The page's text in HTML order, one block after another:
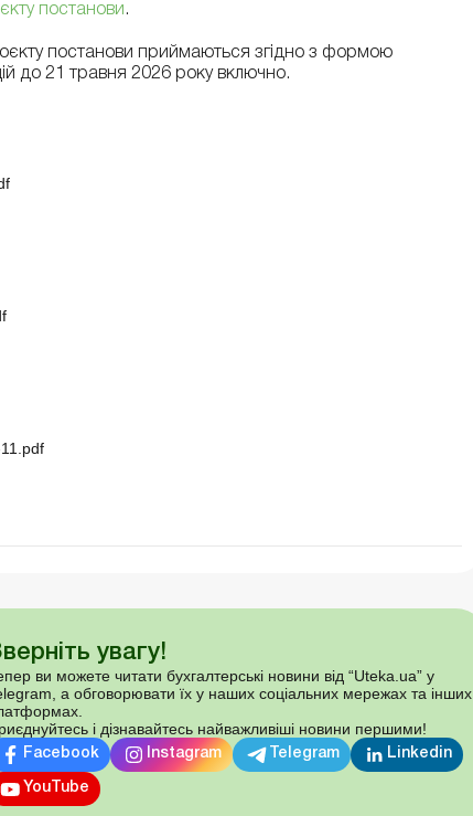
постанови .
постанови приймаються згідно з формою
до 21 травня 2026 року включно.
увагу!
ви можете читати бухгалтерські новини від “Uteka.ua” у
а обговорювати їх у наших соціальних мережах та інших
і дізнавайтесь найважливіші новини першими!
Facebook Instagram Telegram Linkedin
YouTube